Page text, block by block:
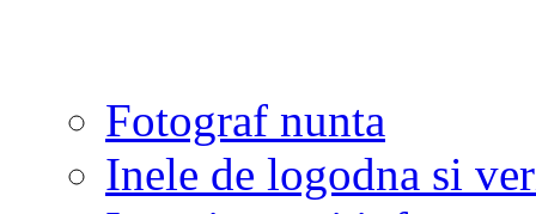
Fotograf nunta
Inele de logodna si